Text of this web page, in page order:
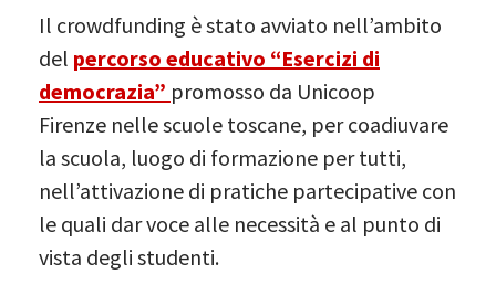
Il crowdfunding è stato avviato nell’ambito
del percorso educativo “Esercizi di
democrazia” promosso da Unicoop
Firenze nelle scuole toscane, per coadiuvare
la scuola, luogo di formazione per tutti,
nell’attivazione di pratiche partecipative con
le quali dar voce alle necessità e al punto di
vista degli studenti.